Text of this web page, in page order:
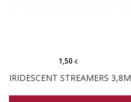
IRIDESCENT STREAMERS 3,8M
1,50€